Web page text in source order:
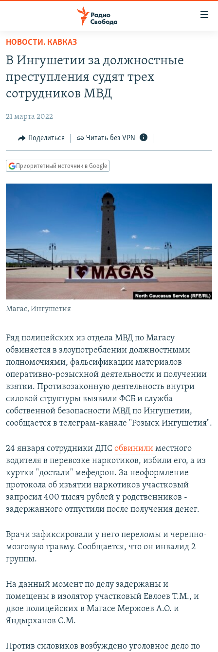
упрощенного
доступа
основному
Вернутся
Вернутся
ПОДКАСТЫ
АВТОРСКИЕ ПРОЕКТЫ
МНЕНИЯ
КУЛЬТУРА
КАВКАЗ.РЕАЛИИ
РАСПИСАНИЕ ВЕЩАНИЯ
ПОДПИШИТЕСЬ НА РАССЫЛКУ
СОЦИАЛЬНЫЕ СЕТИ
Все сайты РСЕ/РС
НОВОСТИ. КАВКАЗ
В Ингушетии за должностные
преступления судят трех
сотрудников МВД
21 марта 2022
Поделиться Читать без VPN
Приоритетный источник в Google
Магас, Ингушетия
Ряд полицейских из отдела МВД по Магасу
обвиняется в злоупотреблении должностными
полномочиями, фальсификации материалов
оперативно-розыскной деятельности и получении
взятки. Противозаконную деятельность внутри
силовой структуры выявили ФСБ и служба
собственной безопасности МВД по Ингушетии,
сообщается в телеграм-канале "Розыск Ингушетия".
24 января сотрудники ДПС обвинили местного
водителя в перевозке наркотиков, избили его, а из
куртки "достали" мефедрон. За неоформление
протокола об изъятии наркотиков участковый
запросил 400 тысяч рублей у родственников -
задержанного отпустили после получения денег.
Врачи зафиксировали у него переломы и черепно-
мозговую травму. Сообщается, что он инвалид 2
группы.
На данный момент по делу задержаны и
помещены в изолятор участковый Евлоев Т.М., и
двое полицейских в Магасе Мержоев А.О. и
Яндырханов С.М.
Против силовиков возбуждено уголовное дело по